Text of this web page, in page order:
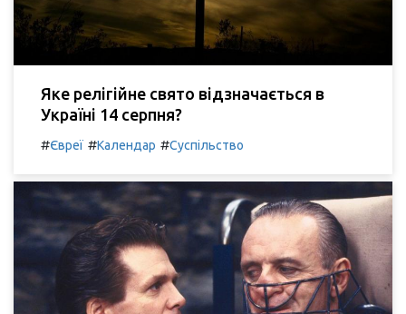
Яке релігійне свято відзначається в
Україні 14 серпня?
#Євреї #Календар #Суспільство